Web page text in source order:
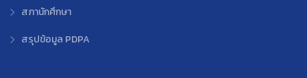
สภานักศึกษา
สรุปข้อมูล PDPA